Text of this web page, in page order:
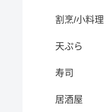
割烹/小料理
天ぷら
寿司
居酒屋